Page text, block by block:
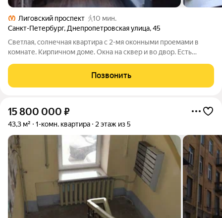
Лиговский проспект
10 мин.
Санкт-Петербург, Днепропетровская улица,45
Светлая, солнечная квартира с 2-мя оконными проемами в
комнате. Кирпичном доме. Окна на сквер и во двор. Есть
комнате ламинат, сан. узел на полу кафель, стены пластиковые
панели. Рядом с домом есть
Позвонить
15 800 000 ₽
43,3 м² 1-комн. квартира 2 этаж из 5